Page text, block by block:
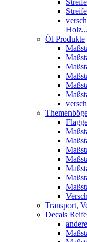
Öl Produkte
Transport,
Decals